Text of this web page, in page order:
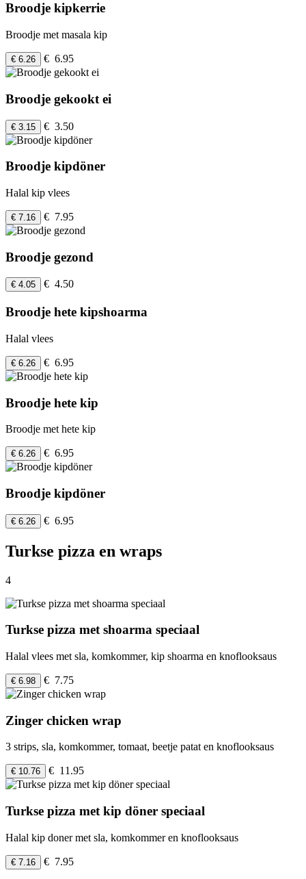
Broodje kipkerrie
Broodje met masala kip
€ 6.26 € 6.95
Broodje gekookt ei
€ 3.15 € 3.50
Broodje kipdöner
Halal kip vlees
€ 7.16 € 7.95
Broodje gezond
€ 4.05 € 4.50
Broodje hete kipshoarma
Halal vlees
€ 6.26 € 6.95
Broodje hete kip
Broodje met hete kip
€ 6.26 € 6.95
Broodje kipdöner
€ 6.26 € 6.95
Turkse pizza en wraps
4
Turkse pizza met shoarma speciaal
Halal vlees met sla, komkommer, kip shoarma en knoflooksaus
€ 6.98 € 7.75
Zinger chicken wrap
3 strips, sla, komkommer, tomaat, beetje patat en knoflooksaus
€ 10.76 € 11.95
Turkse pizza met kip döner speciaal
Halal kip doner met sla, komkommer en knoflooksaus
€ 7.16 € 7.95